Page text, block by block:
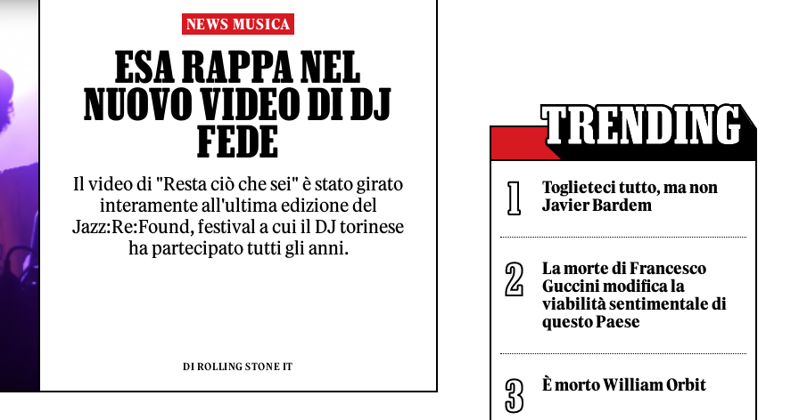
NEWS MUSICA
ESA RAPPA NEL
NUOVO VIDEO DI DJ
FEDE
Il video di "Resta ciò che sei" è stato girato
interamente all'ultima edizione del
Jazz:Re:Found, festival a cui il DJ torinese
ha partecipato tutti gli anni.
DI ROLLING STONE IT
Toglieteci tutto, ma non
Javier Bardem
La morte di Francesco
Guccini modifica la
viabilità sentimentale di
questo Paese
È morto William Orbit